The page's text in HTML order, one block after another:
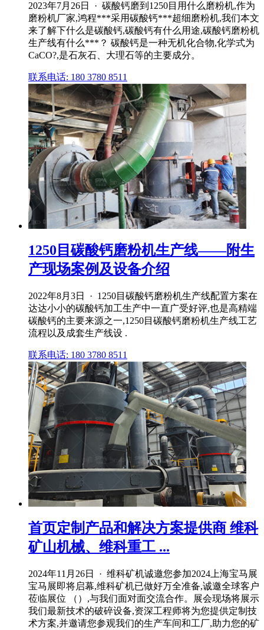
2023年7月26日 · 碳酸钙磨到1250目用什么磨粉机,作为
磨粉机厂家,鸿程***采用碳酸钙***超细磨粉机,我们本文
来了解下什么是碳酸钙,碳酸钙有什么用途,碳酸钙磨粉机
生产线有什么***？ 碳酸钙是一种无机化合物,化学式为
CaCO?,是石灰石、大理石等的主要成分。
联系电话: 180 3780 8511
1250目碳酸钙磨粉机生产线——附生
产现场案例及设备介绍
2022年8月3日 · 1250目碳酸钙磨粉机生产线配置方案在
达达小小的碳酸钙加工生产中一直广受好评,也是高精端
碳酸钙的主要来源之一,1250目碳酸钙磨粉机生产线工艺
流程以及成套生产线设 .
联系电话: 180 3780 8511
首页定制产品和解决方案提供商 维科
矿山机械、维科重工 ...
2024年11月26日 · 维科矿机诚邀您参加2024上海宝马展
宝马展即将启幕,维科矿机已做好万全准备,诚邀全球客户
莅临展位 （）,与我们面对面交流合作。展会现场将展示
我们最新技术的破碎设备,资深工程师将为您提供定制技
术方案,并邀请您参观我们的生产车间和工厂,助力您的矿